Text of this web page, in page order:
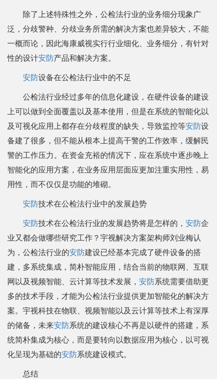
除了上述特殊性之外，公检法行业的业务细分现象广
泛，分歧警种、分歧业务所需的解决方案也差异较大，不能
一概而论，因此海康威视实行行业细化、业务细分，有针对
性的设计安防产品和解决方案。
安防设备在公检法行业中的不足
公检法行业经过多年的信息化建设，在硬件设备的建设
上可以做到全面覆盖以及基本使用，但是在系统的智能化以
及可视化应用上都存在分歧程度的缺失，导致监控等安防设
备建了很多，但不能从根本上提高干警的工作效率，缓解民
警的工作压力。在资金充裕的情况下，应在系统中逐步晚上
智能化的应用方案，在业务应用层面应更加注重实用性，易
用性，而不仅仅是功能的堆砌。
安防技术在公检法行业中的发展趋势
安防技术在公检法行业的发展趋势将是怎样的， 安防企
业又都会做哪些研究工作？宇视解决方案架构师刘业梅认
为，公检法行业的安防建设已经基本完成了硬件设备的搭
建，多系统集成，简朴智能应用，结合当前的物联网、互联
网以及视频智能、云计算等技术发展， 安防系统需要借助更
多的技术手段，才能为公检法行业提供更加智能化的解决方
案。宇视科技在物联、视频智能以及云计算等技术上有深厚
的储备，未来安防系统的建设核心不再是以硬件的搭建，系
统简朴集成为核心，而是要转向以数据应用为核心，以可视
化呈现为基础的安防系统建设模式。
总结